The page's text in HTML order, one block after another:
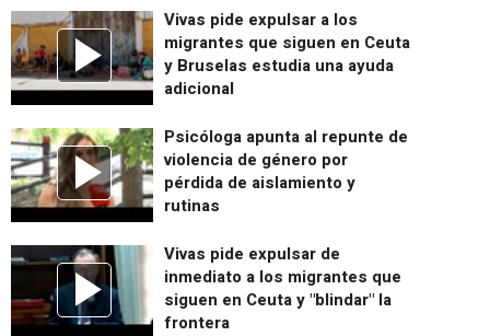
Vivas pide expulsar a los
migrantes que siguen en Ceuta
y Bruselas estudia una ayuda
adicional
Psicóloga apunta al repunte de
violencia de género por
pérdida de aislamiento y
rutinas
Vivas pide expulsar de
inmediato a los migrantes que
siguen en Ceuta y "blindar" la
frontera